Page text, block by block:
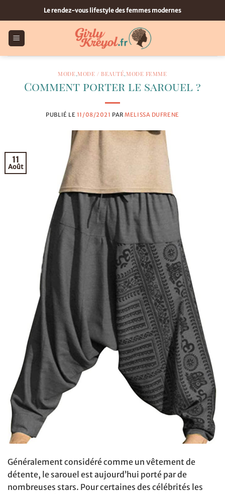
au
contenu
Le rendez-vous lifestyle des femmes modernes
MODE,MODE / BEAUTÉ,MODE FEMME
Comment porter le sarouel ?
PUBLIÉ LE 11/08/2021 PARMELISSA DUFRENE
11
Août
Généralement considéré comme un vêtement de
détente, le sarouel est aujourd’hui porté par de
nombreuses stars. Pour certaines des célébrités les